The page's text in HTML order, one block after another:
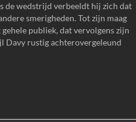
de wedstrijd verbeeldt hij zich dat
smerigheden. Tot zijn maag
publiek, dat vervolgens zijn
Davy rustig achterovergeleund